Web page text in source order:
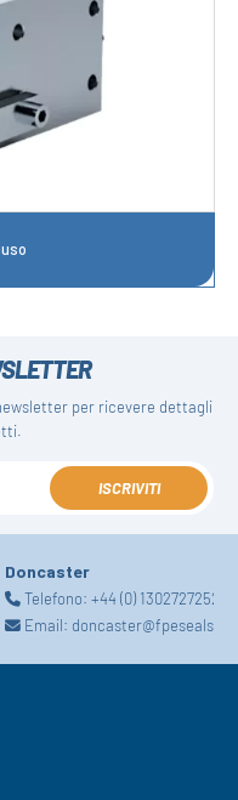
per ricevere dettagli
ISCRIVITI
Doncaster
Telefono:+44 (0) 1302727252
Email: